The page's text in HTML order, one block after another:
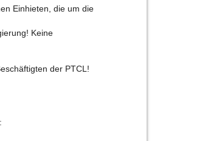
Einhieten, die um die
Keine
der PTCL!